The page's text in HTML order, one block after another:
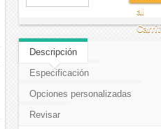
al
Descripción
Especificación
Opciones personalizadas
Revisar